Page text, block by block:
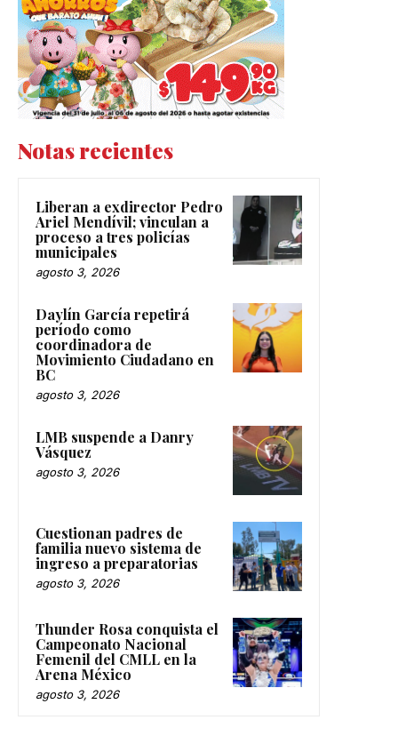
Notas recientes
Liberan a exdirector Pedro
Ariel Mendívil; vinculan a
proceso a tres policías
municipales
agosto 3, 2026
Daylín García repetirá
período como
coordinadora de
Movimiento Ciudadano en
BC
agosto 3, 2026
LMB suspende a Danry
Vásquez
agosto 3, 2026
Cuestionan padres de
familia nuevo sistema de
ingreso a preparatorias
agosto 3, 2026
Thunder Rosa conquista el
Campeonato Nacional
Femenil del CMLL en la
Arena México
agosto 3, 2026